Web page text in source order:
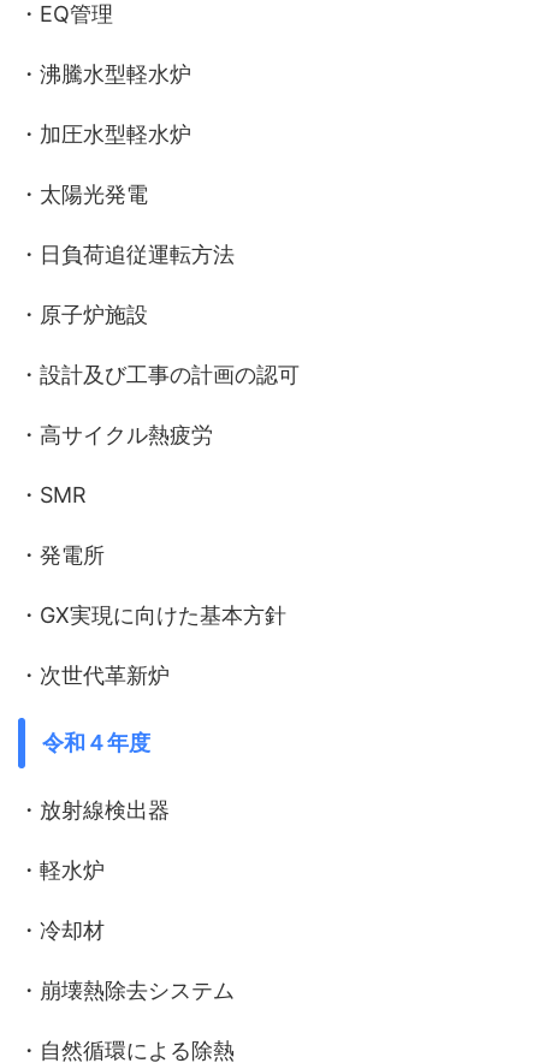
・EQ管理
・沸騰水型軽水炉
・加圧水型軽水炉
・太陽光発電
・日負荷追従運転方法
・原子炉施設
・設計及び工事の計画の認可
・高サイクル熱疲労
・SMR
・発電所
・GX実現に向けた基本方針
・次世代革新炉
令和４年度
・放射線検出器
・軽水炉
・冷却材
・崩壊熱除去システム
・自然循環による除熱